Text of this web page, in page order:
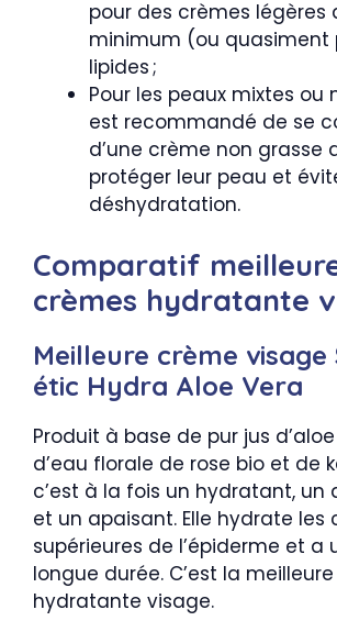
pour des crèmes légères
minimum (ou quasiment
lipides ;
Pour les peaux mixtes ou
est recommandé de se
d’une crème non grasse
protéger leur peau et
déshydratation.
Comparatif
crèmes hydratante
Meilleure crème visage
étic Hydra Aloe Vera
Produit à base de pur jus
d’eau florale de rose bio et de
c’est à la fois un hydratant, un
et un apaisant. Elle hydrate les
supérieures de l’épiderme et a
longue durée. C’est la
hydratante visage.